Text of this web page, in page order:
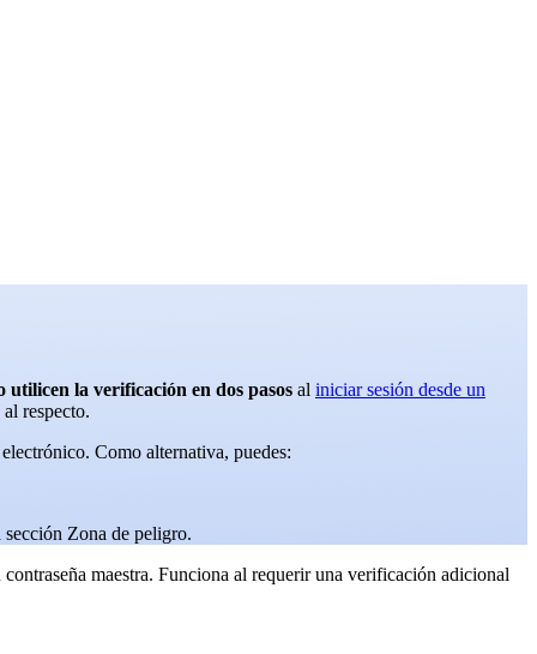
utilicen la verificación en dos pasos al iniciar sesión desde un
respecto.
Como alternativa, puedes:
Zona de peligro.
maestra. Funciona al requerir una verificación adicional